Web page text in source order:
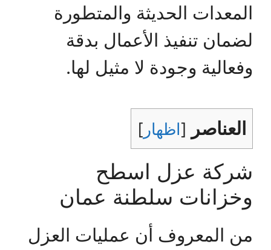
المعدات الحديثة والمتطورة
لضمان تنفيذ الأعمال بدقة
وفعالية وجودة لا مثيل لها.
العناصر [اظهار ]
شركة عزل اسطح
وخزانات سلطنة عمان
من المعروف أن عمليات العزل